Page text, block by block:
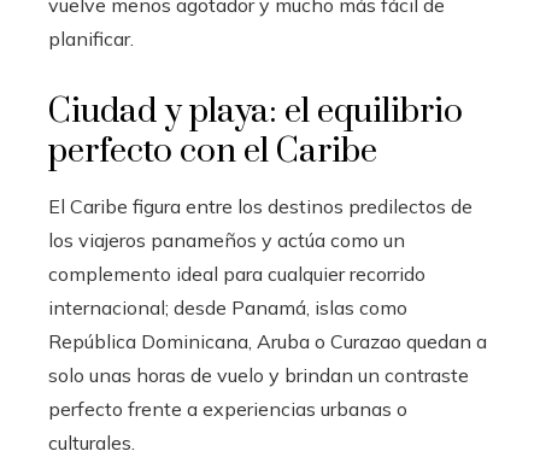
vuelve menos agotador y mucho más fácil de
planificar.
Ciudad y playa: el equilibrio
perfecto con el Caribe
El Caribe figura entre los destinos predilectos de
los viajeros panameños y actúa como un
complemento ideal para cualquier recorrido
internacional; desde Panamá, islas como
República Dominicana, Aruba o Curazao quedan a
solo unas horas de vuelo y brindan un contraste
perfecto frente a experiencias urbanas o
culturales.